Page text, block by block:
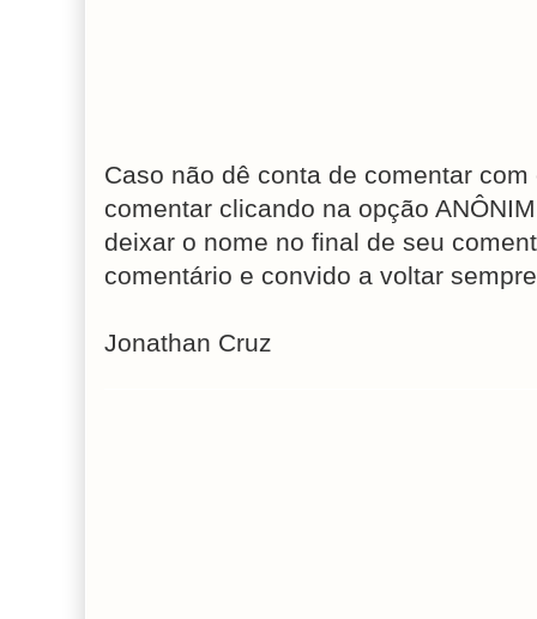
Caso não dê conta de comentar
comentar clicando na opção
deixar o nome no final de seu
comentário e convido a voltar
Jonathan Cruz